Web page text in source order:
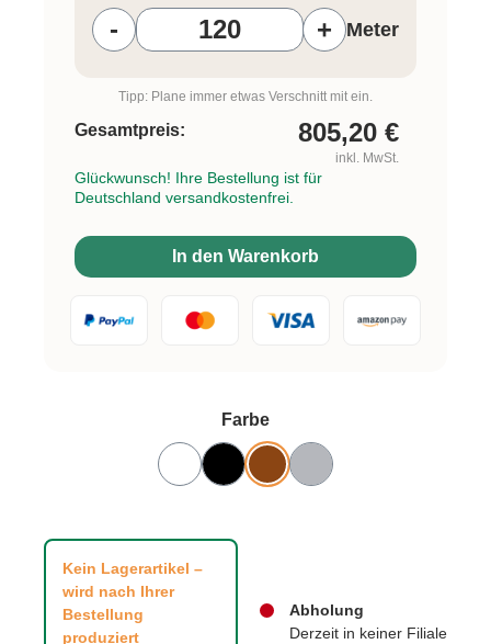
Kein Lagerartikel –
wird nach Ihrer
Bestellung
produziert
Abholung
Derzeit in keiner Filiale
Farbeauswählen
- + Meter
Tipp: Plane immer etwas Verschnitt mit ein.
Gesamtpreis: 805,20 €
inkl. MwSt.
Glückwunsch! Ihre Bestellung ist für
Deutschland versandkostenfrei.
In den Warenkorb